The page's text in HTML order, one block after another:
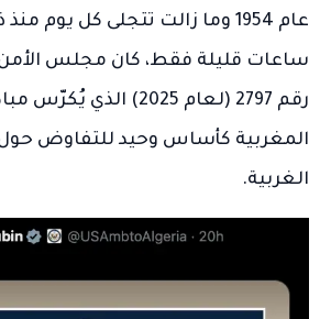
عام 1954 وما زالت تتجلى كل يوم
ساعات قليلة فقط، كان مجلس الأمن
رقم 2797 (لعام 2025)
المغربية كأساس وحيد للتفاوض
الغربية.